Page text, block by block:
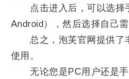
点击进入后，可以选择
Android），然后选择自己
总之，泡芙官网提供了
使用。
无论您是PC用户还是手